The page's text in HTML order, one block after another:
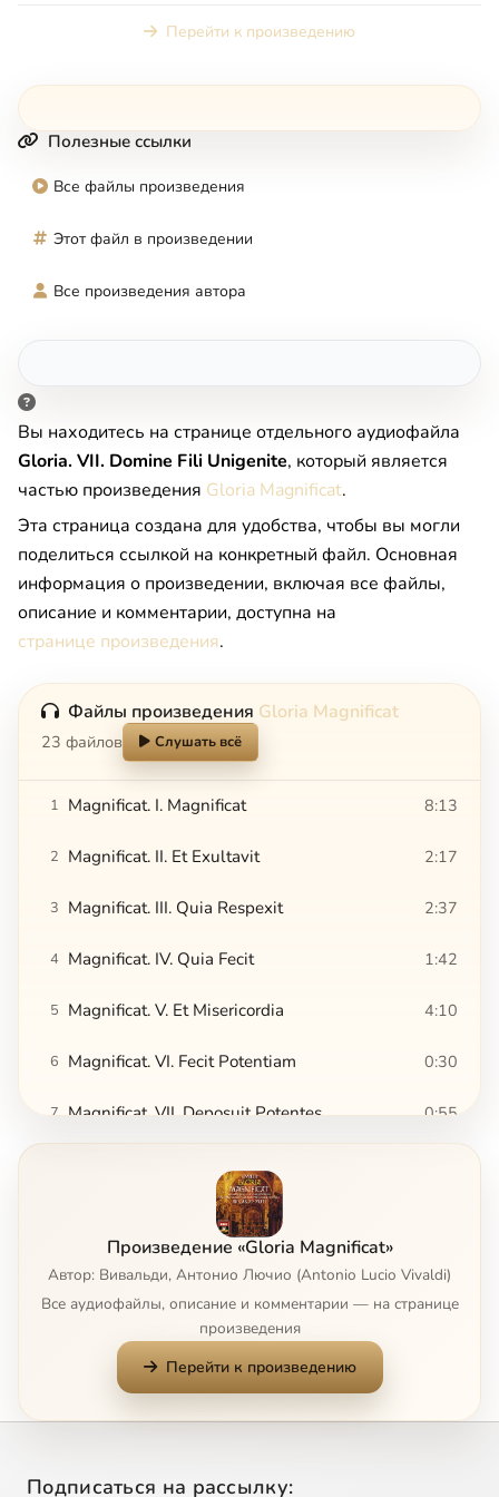
Перейти к произведению
Полезные ссылки
Все файлы произведения
Этот файл в произведении
Все произведения автора
Вы находитесь на странице отдельного аудиофайла
Gloria. VII. Domine Fili Unigenite, который является
частью произведения Gloria Magnificat.
Эта страница создана для удобства, чтобы вы могли
поделиться ссылкой на конкретный файл. Основная
информация о произведении, включая все файлы,
описание и комментарии, доступна на
странице произведения.
Файлы произведения Gloria Magnificat
23 файлов Слушать всё
1 Magnificat. I. Magnificat 8:13
2 Magnificat. II. Et Exultavit 2:17
3 Magnificat. III. Quia Respexit 2:37
4 Magnificat. IV. Quia Fecit 1:42
5 Magnificat. V. Et Misericordia 4:10
6 Magnificat. VI. Fecit Potentiam 0:30
7 Magnificat. VII. Deposuit Potentes 0:55
Magnificat. IX. Suscepit Israel
10 Magnificat. X. Sicut Locutus 2:36
Magnificat. XI. Gloria 2:16
Gloria. I. Gloria In Excelsis Deo
13 Gloria. II. Et In Terra Pax Hominibus 4:39
Произведение «Gloria Magnificat»
Автор: Вивальди, Антонио Лючио (Antonio Lucio Vivaldi)
Все аудиофайлы, описание и комментарии — на странице
произведения
Перейти к произведению
Подписаться на рассылку: